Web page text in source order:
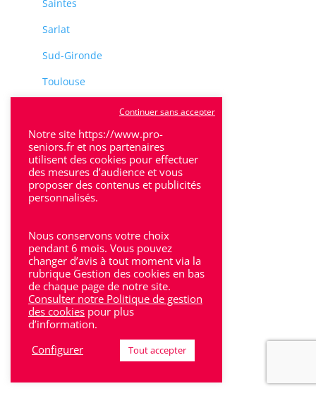
Saintes
Sarlat
Sud-Gironde
Toulouse
Villeneuve-Sur-Lot
Bron
Lyon
Lyon 6
Villeurbanne
Calluire
Notre site https://www.pro-
seniors.fr et nos partenaires
utilisent des cookies pour effectuer
des mesures d’audience et vous
proposer des contenus et publicités
personnalisés.
Nous conservons votre choix
pendant 6 mois. Vous pouvez
changer d’avis à tout moment via la
rubrique Gestion des cookies en bas
de chaque page de notre site.
Consulter notre Politique de gestion
des cookies pour plus
d’information.
Configurer
Continuer sans accepter
Tout accepter